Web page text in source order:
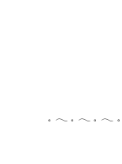
𓈒 𓂃 𓈒 𓂃 𓈒 𓂃